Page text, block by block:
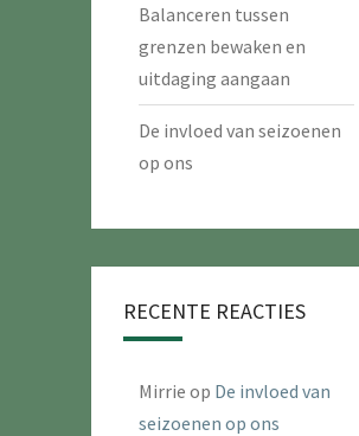
Balanceren tussen
grenzen bewaken en
uitdaging aangaan
De invloed van seizoenen
op ons
RECENTE REACTIES
Mirrie op De invloed van
seizoenen op ons